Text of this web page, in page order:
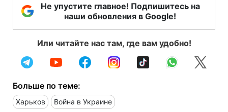
Не упустите главное! Подпишитесь на
наши обновления в Google!
Или читайте нас там, где вам удобно!
Больше по теме:
Харьков Война в Украине